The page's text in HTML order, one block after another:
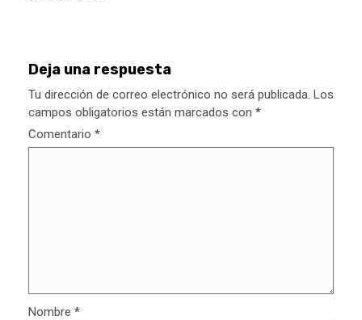
Deja una respuesta
Tu dirección de correo electrónico no será publicada. Los
campos obligatorios están marcados con *
Comentario *
Nombre *